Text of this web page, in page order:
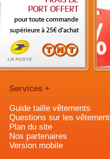
Services +
Guide taille vêtements
Questions sur les
Plan du site
Nos partenaires
Version mobile